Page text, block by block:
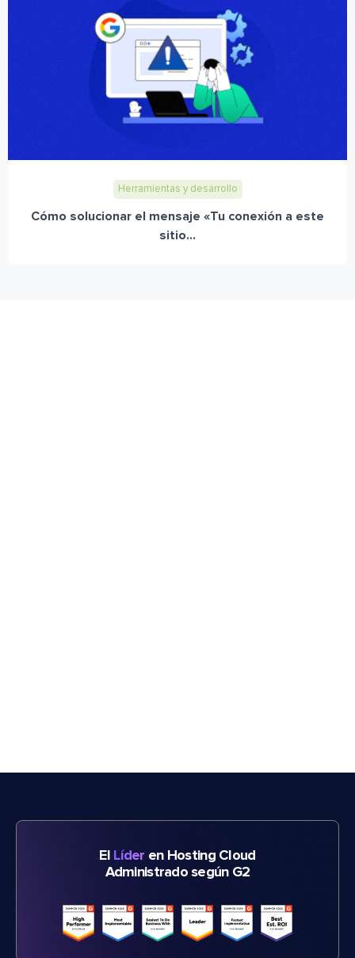
Herramientas y desarrollo
Cómo solucionar el mensaje «Tu conexión a este
sitio...
El Líder en Hosting Cloud
Administrado según G2